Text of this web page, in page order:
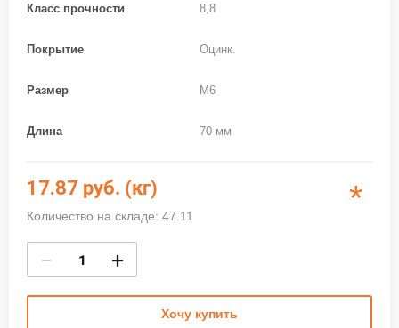
Класс прочности 8,8
Покрытие Оцинк.
Размер M6
Длина 70 мм
17.87 руб. (кг)
Количество на складе: 47.11 *
− +
Хочу купить